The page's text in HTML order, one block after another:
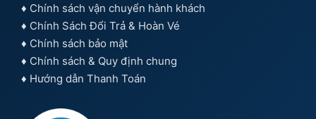
♦ Chính sách vận chuyển hành khách
♦ Chính Sách Đổi Trả & Hoàn Vé
♦ Chính sách bảo mật
♦ Chính sách & Quy định chung
♦ Hướng dẫn Thanh Toán